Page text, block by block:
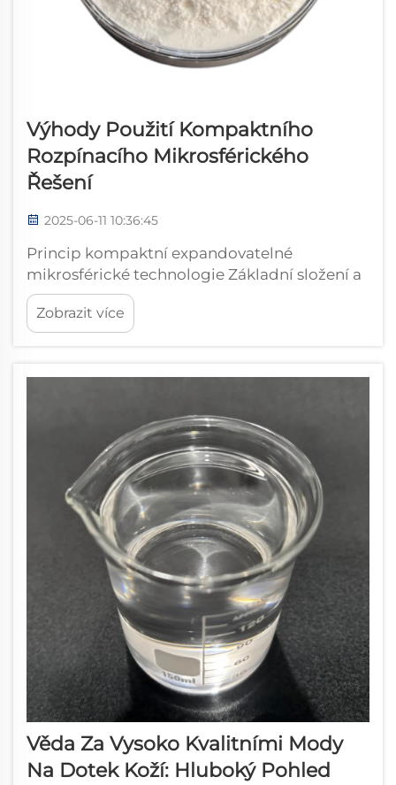
Výhody Použití Kompaktního
Rozpínacího Mikrosférického
Řešení
2025-06-11 10:36:45
Princip kompaktní expandovatelné
mikrosférické technologie Základní složení a
mechanismus Funkce používaná pro
kompaktní expandující mikrosféry je
kombinací polymerů a aditiv navržených tak,
vlastnosti...
Zobrazit více
Věda Za Vysoko Kvalitními Mody
Na Dotek Koží: Hluboký Pohled